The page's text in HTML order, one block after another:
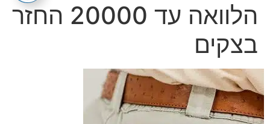
הלוואה עד 20000 החזר
בצקים